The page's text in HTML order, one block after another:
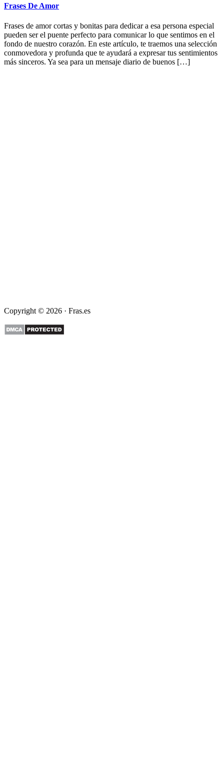
Frases De Amor
Frases de amor cortas y bonitas para dedicar a esa persona especial
pueden ser el puente perfecto para comunicar lo que sentimos en el
fondo de nuestro corazón. En este artículo, te traemos una selección
conmovedora y profunda que te ayudará a expresar tus sentimientos
más sinceros. Ya sea para un mensaje diario de buenos […]
Copyright © 2026 · Fras.es